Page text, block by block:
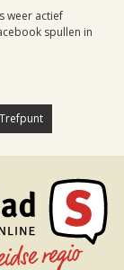
weer actief
spullen in